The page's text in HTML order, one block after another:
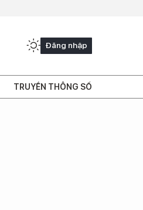
Đăng nhập
TRUYỀN THÔNG SỐ